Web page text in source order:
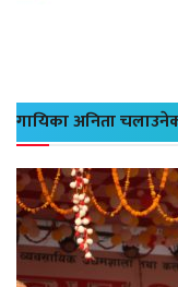
गायिका अनिता